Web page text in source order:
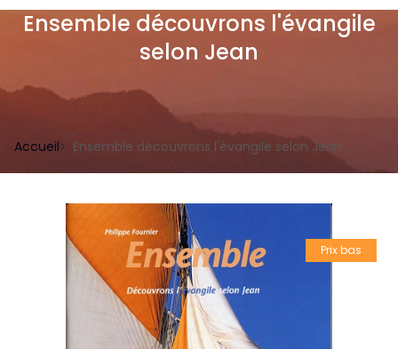
Ensemble découvrons l'évangile
selon Jean
Accueil Ensemble découvrons l'évangile selon Jean
Prix bas